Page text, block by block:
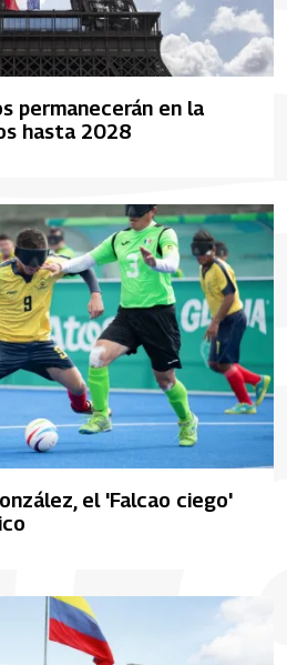
permanecerán en la
hasta 2028
el 'Falcao ciego'